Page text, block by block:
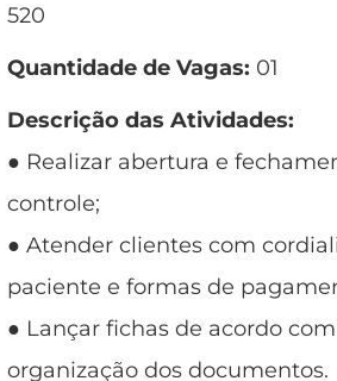
520
Quantidade de Vagas: 01
Descrição das Atividades:
● Realizar abertura e
controle;
● Atender clientes com
paciente e formas de
● Lançar fichas de acordo
organização dos documentos.